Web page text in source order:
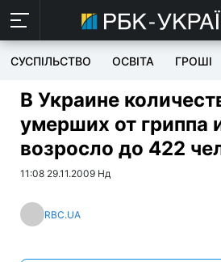
СУСПІЛЬСТВО ОСВІТА ГРОШІ
В Украине
умерших от гриппа
возросло до 422
11:08 29.11.2009 Нд
RBC.UA